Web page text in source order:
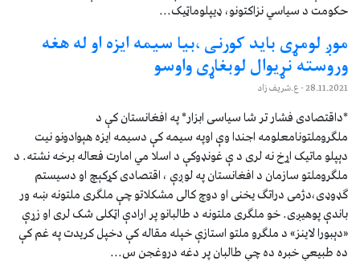
حکومت د سیاسي نزاکتونو، ډیپلوماټیک...
موږ لومړی باید کورنی ،بیا سیمه ایزه او له هغه
وروسته نړیوال لوبغاړی واوسو
28.11.2021- ع.شریف زاد
*داقتصادی فشار تر شا سیاسی ابزار* په افغانستان کې د
ملګروملتونامعلومه اجندا وې اوپه سیمه کې دسیمه ایزه هېوادونو نیت
دېپلو ماتیک اړخ نه لری د ې غونډوکې د اسلا مي امارت فعاله برخه نشته. د
ملګروملتو سازمان د افغانستان په لوږې ، اقتصادی کړکېچ او دسیستم
ګډوډی،دژمی دراتګ یخنی او دوچ کالی مشکلاتو چې ملګری ملتونه ښه ور
باندې پوهیږی. خو ملګری ملتونه د طالبانو پر ارادې اټکلی شک لری او زړې
«دېبورا لاینز» د ملګرو ملتو استازې خپله مقاله کې دخپل کریدت په غم کې
ده طبیعې خبره ده چې طالبان پر دغه دروغجن س...